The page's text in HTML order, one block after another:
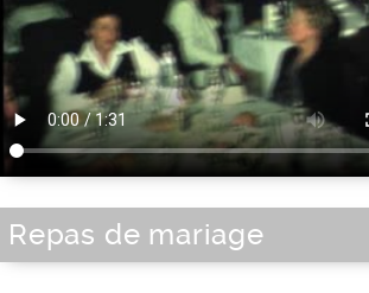
Repas de mariage